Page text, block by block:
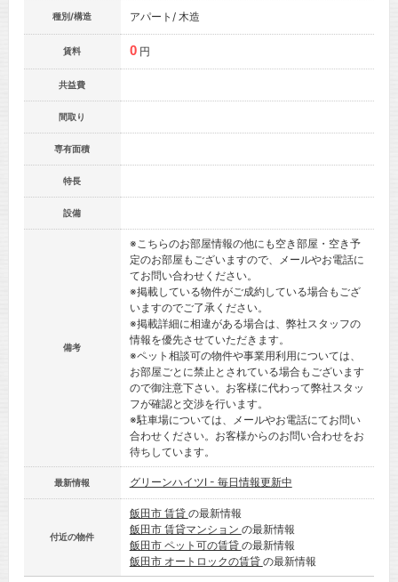
種別/構造 アパート/ 木造
賃料 0 円
共益費
間取り
専有面積
特長
設備
備考
※こちらのお部屋情報の他にも空き部屋・空き予
定のお部屋もございますので、メールやお電話に
てお問い合わせください。
※掲載している物件がご成約している場合もござ
いますのでご了承ください。
※掲載詳細に相違がある場合は、弊社スタッフの
情報を優先させていただきます。
※ペット相談可の物件や事業用利用については、
お部屋ごとに禁止とされている場合もございます
ので御注意下さい。お客様に代わって弊社スタッ
フが確認と交渉を行います。
※駐車場については、メールやお電話にてお問い
合わせください。お客様からのお問い合わせをお
待ちしています。
最新情報 グリーンハイツI - 毎日情報更新中
付近の物件
飯田市 賃貸 の最新情報
飯田市 賃貸マンション の最新情報
飯田市 ペット可の賃貸 の最新情報
飯田市 オートロックの賃貸 の最新情報